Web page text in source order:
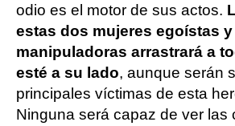
odio es el motor de sus actos.
estas dos mujeres egoístas y
manipuladoras arrastrará a
esté a su lado, aunque serán
principales víctimas de esta
Ninguna será capaz de ver las